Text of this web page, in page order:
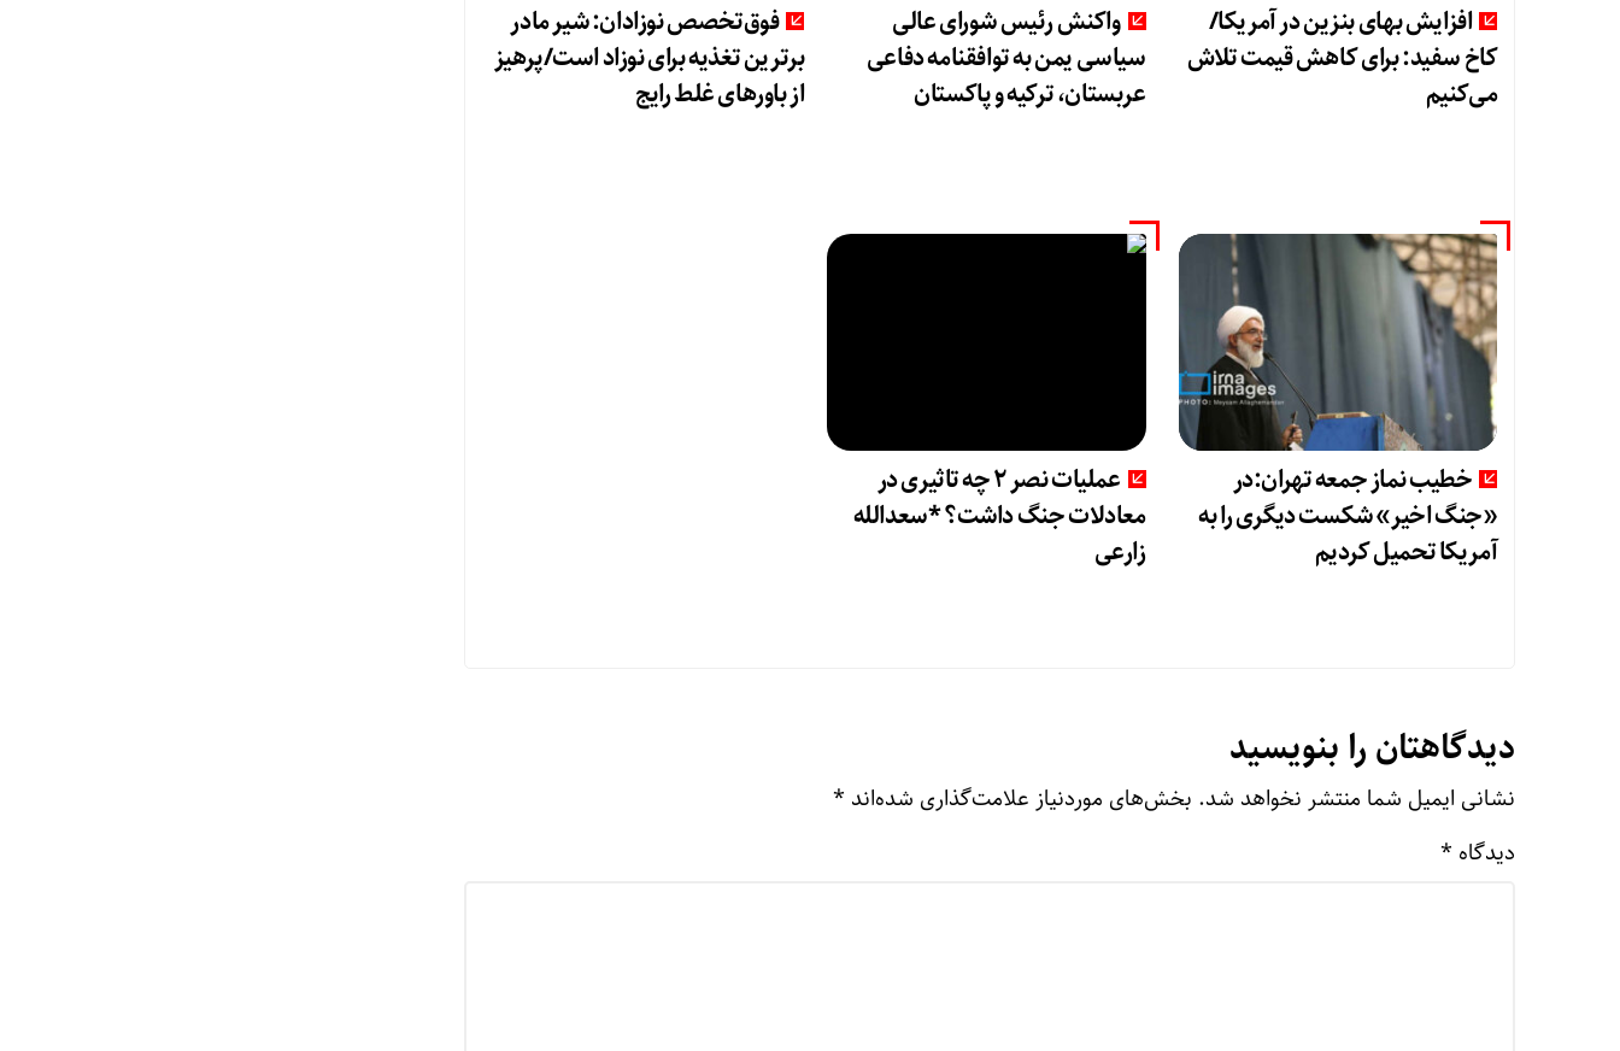
افزایش بهای بنزین در آمریکا/
کاخ سفید: برای کاهش قیمت تلاش
می‌کنیم
واکنش رئیس شورای عالی
سیاسی یمن به توافقنامه دفاعی
عربستان، ترکیه و پاکستان
فوق‌تخصص نوزادان: شیر مادر
برترین تغذیه برای نوزاد است/پرهیز
از باورهای غلط رایج
خطیب نماز جمعه تهران:در
«جنگ اخیر» شکست دیگری را به
آمریکا تحمیل کردیم
عملیات نصر ۲ چه تاثیری در
معادلات جنگ داشت؟ *سعدالله
زارعی
دیدگاهتان را بنویسید
نشانی ایمیل شما منتشر نخواهد شد. بخش‌های موردنیاز علامت‌گذاری شده‌اند *
دیدگاه *